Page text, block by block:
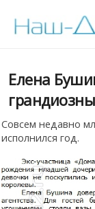
Елена
Совсем недавно
исполнился год.